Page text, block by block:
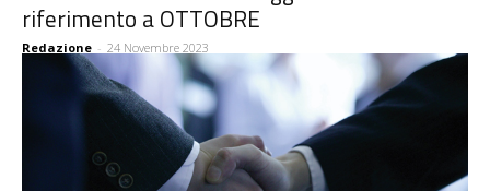
riferimento a OTTOBRE
Redazione - 24 Novembre 2023